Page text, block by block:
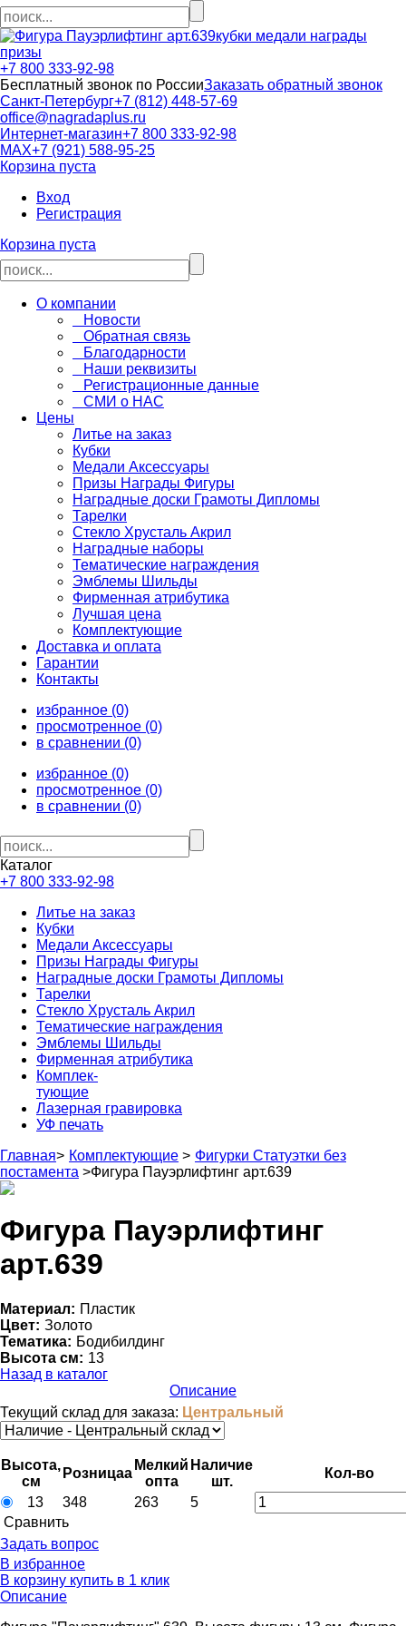
кубки медали награды
призы
+7 800 333-92-98
Бесплатный звонок по РоссииЗаказать обратный звонок
Санкт-Петербург+7 (812) 448-57-69
office@nagradaplus.ru
Интернет-магазин+7 800 333-92-98
MAX+7 (921) 588-95-25
Корзина пуста
Вход
Регистрация
Корзина пуста
О компании
Новости
Обратная связь
Благодарности
Наши реквизиты
Регистрационные данные
СМИ о НАС
Цены
Литье на заказ
Кубки
Медали Аксессуары
Призы Награды Фигуры
Наградные доски Грамоты Дипломы
Тарелки
Стекло Хрусталь Акрил
Наградные наборы
Тематические награждения
Эмблемы Шильды
Фирменная атрибутика
Лучшая цена
Комплектующие
Доставка и оплата
Гарантии
Контакты
избранное (0)
просмотренное (0)
в сравнении (0)
избранное (0)
просмотренное (0)
в сравнении (0)
Каталог
+7 800 333-92-98
Литье на заказ
Кубки
Медали Аксессуары
Призы Награды Фигуры
Наградные доски Грамоты Дипломы
Тарелки
Стекло Хрусталь Акрил
Тематические награждения
Эмблемы Шильды
Фирменная атрибутика
Комплек-
тующие
Лазерная гравировка
УФ печать
Главная> Комплектующие > Фигурки Статуэтки без
постамента >Фигура Пауэрлифтинг арт.639
Фигура Пауэрлифтинг
арт.639
Материал: Пластик
Цвет: Золото
Тематика: Бодибилдинг
Высота см: 13
Назад в каталог
Описание
Текущий склад для заказа: Центральный
Высота,
см
Розницаa
Мелкий
оптa
Наличие
шт.
Кол-во
13
348 263
5
Cравнить
Задать вопрос
В избранное
В корзину купить в 1 клик
Описание